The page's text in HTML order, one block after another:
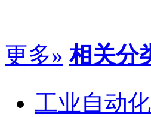
更多» 相关分
工业自动